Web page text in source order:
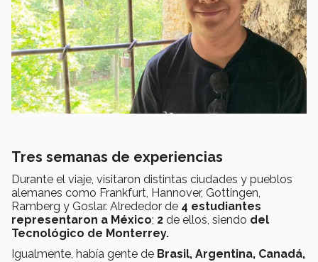
Tres semanas de experiencias
Durante el viaje, visitaron distintas ciudades y pueblos
alemanes como Frankfurt, Hannover, Gottingen,
Ramberg y Goslar. Alrededor de 4 estudiantes
representaron a México; 2 de ellos, siendo del
Tecnológico de Monterrey.
Igualmente, había gente de Brasil, Argentina, Canadá,